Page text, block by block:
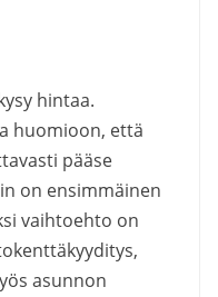
hintaa.
huomioon, että
pääse
on ensimmäinen
vaihtoehto on
asunnon